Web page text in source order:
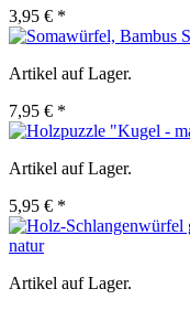
3,95 € *
Artikel auf Lager.
7,95 € *
Artikel auf Lager.
5,95 € *
natur
Artikel auf Lager.